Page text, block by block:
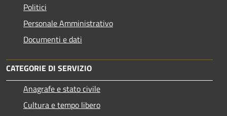
Politici
Personale Amministrativo
Documenti e dati
CATEGORIE DI SERVIZIO
Anagrafe e stato civile
Cultura e tempo libero